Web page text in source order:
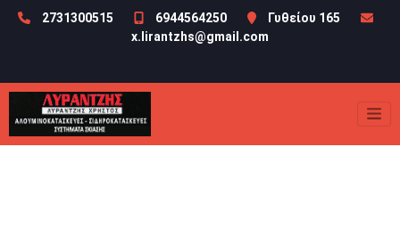
2731300515 6944564250
Γυθείου 165
x.lirantzhs@gmail.com